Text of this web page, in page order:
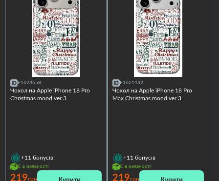
F1623658
Чохол на Apple iPhone 18 Pro
Christmas mood ver.3
+11 бонусів
Є в наявності
219грн Купити
F1621432
Чохол на Apple iPhone 18 Pro
Max Christmas mood ver.3
+11 бонусів
Є в наявності
219грн Купити